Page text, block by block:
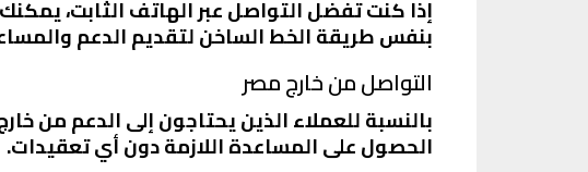
بنفس طريقة الخط الساخن لتقديم الدعم
التواصل من خارج مصر
الحصول على المساعدة اللازمة دون أي تعقيدات.